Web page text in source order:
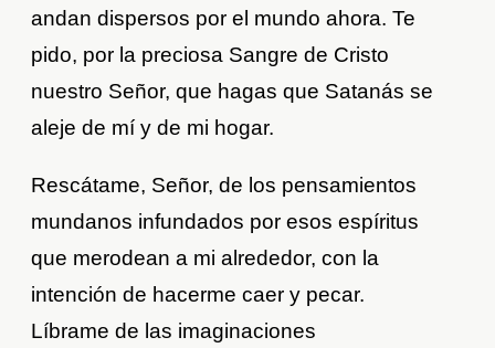
andan dispersos por el mundo ahora. Te
pido, por la preciosa Sangre de Cristo
nuestro Señor, que hagas que Satanás se
aleje de mí y de mi hogar.
Rescátame, Señor, de los pensamientos
mundanos infundados por esos espíritus
que merodean a mi alrededor, con la
intención de hacerme caer y pecar.
Líbrame de las imaginaciones